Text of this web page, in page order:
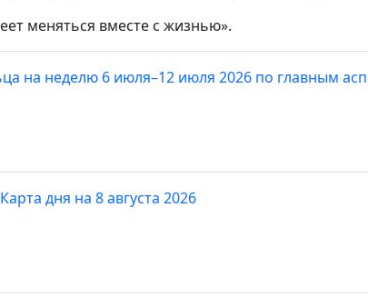
меняться вместе с жизнью».
на неделю 6 июля–12 июля 2026 по главным
дня на 8 августа 2026